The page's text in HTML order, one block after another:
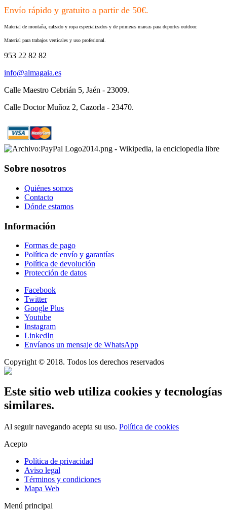
Envío rápido y gratuito a partir de 50€.
Material de montaña, calzado y ropa especializados y de primeras marcas para deportes outdoor.
Material para trabajos verticales y uso profesional.
953 22 82 82
info@almagaia.es
Calle Maestro Cebrián 5, Jaén - 23009.
Calle Doctor Muñoz 2, Cazorla - 23470.
Sobre nosotros
Quiénes somos
Contacto
Dónde estamos
Información
Formas de pago
Política de envío y garantías
Política de devolución
Protección de datos
Facebook
Twitter
Google Plus
Youtube
Instagram
LinkedIn
Envíanos un mensaje de WhatsApp
Copyright © 2018. Todos los derechos reservados
Este sitio web utiliza cookies y tecnologías
similares.
Al seguir navegando acepta su uso. Política de cookies
Acepto
Política de privacidad
Aviso legal
Términos y condiciones
Mapa Web
Menú principal